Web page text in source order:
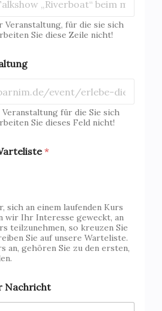
Veranstaltung, für die sie sich
Sie diese Zeile nicht!
für die Sie sich
Sie dieses Feld nicht!
*
sich an einem laufenden Kurs
wir Ihr Interesse geweckt, an
teilzunehmen, so kreuzen Sie
Sie auf unsere Warteliste.
an, gehören Sie zu den ersten,
Nachricht